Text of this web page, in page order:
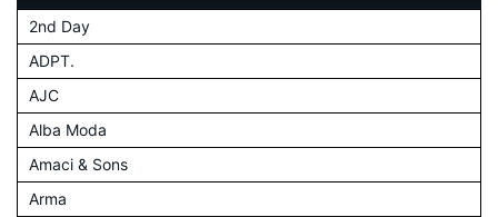
2nd Day
ADPT.
AJC
Alba Moda
Amaci & Sons
Arma